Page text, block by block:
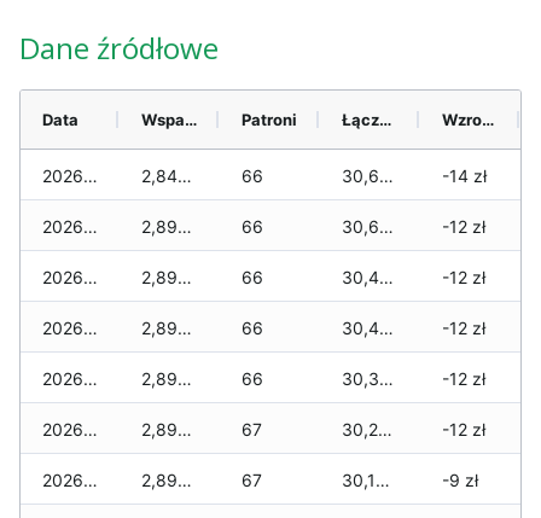
Dane źródłowe
Data Wsparcie Patroni Łącznie Wzrost (28 dni)
2026-08-07 2,840 zł 66 30,660 zł -14 zł
2026-08-06 2,890 zł 66 30,660 zł -12 zł
2026-08-05 2,890 zł 66 30,460 zł -12 zł
2026-08-04 2,890 zł 66 30,460 zł -12 zł
2026-08-03 2,890 zł 66 30,350 zł -12 zł
2026-08-02 2,890 zł 67 30,250 zł -12 zł
2026-08-01 2,890 zł 67 30,150 zł -9 zł